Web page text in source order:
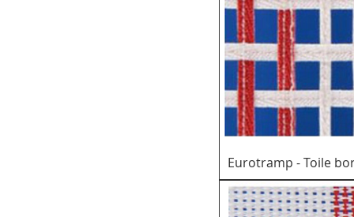
Eurotramp - Toile